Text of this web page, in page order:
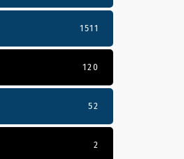
1511
120
52
2